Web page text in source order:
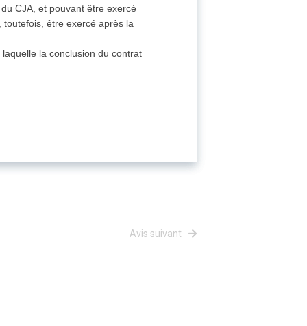
CJA, et pouvant être exercé
toutefois, être exercé après la
la conclusion du contrat
Avis suivant